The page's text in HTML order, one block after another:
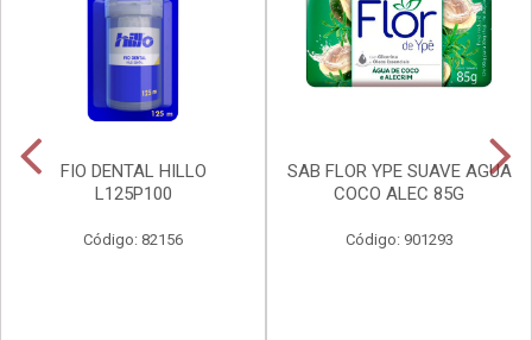
FIO DENTAL HILLO
L125P100
Código: 82156
SAB FLOR YPE SUAVE AGUA
COCO ALEC 85G
Código: 901293